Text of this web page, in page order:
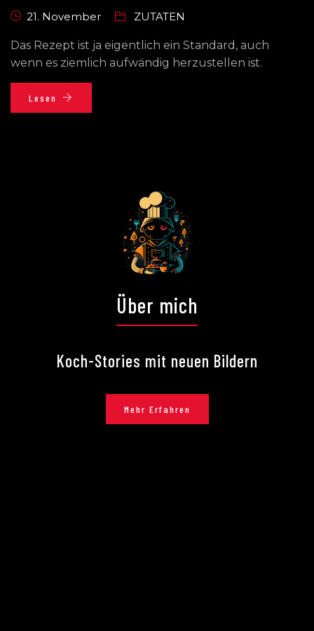
21. November ZUTATEN
Das Rezept ist ja eigentlich ein Standard, auch
wenn es ziemlich aufwändig herzustellen ist.
Lesen
Über mich
Koch-Stories mit neuen Bildern
Mehr Erfahren